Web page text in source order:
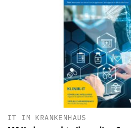
IT IM KRANKENHAUS